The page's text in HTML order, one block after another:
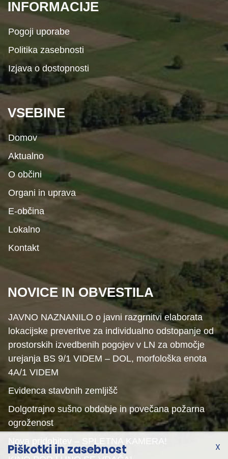
INFORMACIJE
Pogoji uporabe
Politika zasebnosti
Izjava o dostopnosti
VSEBINE
Domov
Aktualno
O občini
Organi in uprava
E-občina
Lokalno
Kontakt
NOVICE IN OBVESTILA
JAVNO NAZNANILO o javni razgrnitvi elaborata
lokacijske preveritve za individualno odstopanje od
prostorskih izvedbenih pogojev v LN za območje
urejanja BS 9/1 VIDEM – DOL, morfološka enota
4A/1 VIDEM
Evidenca stavbnih zemljišč
Dolgotrajno sušno obdobje in povečana požarna
ogroženost
Nova pridobitev – SPLETNA KAMERA!
X
Piškotki in zasebnost